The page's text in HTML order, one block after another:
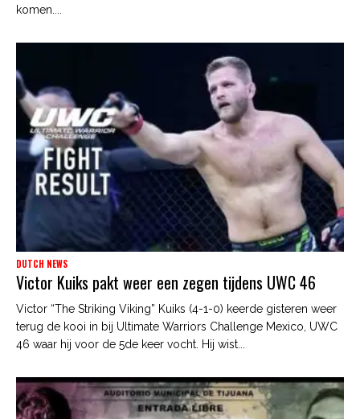
komen....
DUTCH NEWS
Victor Kuiks pakt weer een zegen tijdens UWC 46
Victor “The Striking Viking” Kuiks (4-1-0) keerde gisteren weer
terug de kooi in bij Ultimate Warriors Challenge Mexico, UWC
46 waar hij voor de 5de keer vocht. Hij wist...